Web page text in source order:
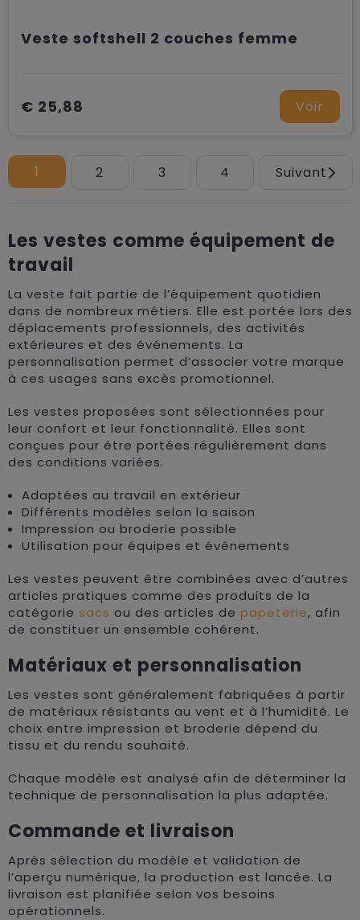
Veste softshell 2 couches femme
€ 25,88 Voir
1 2 3 4 Suivant
Les vestes comme équipement de
travail
La veste fait partie de l’équipement quotidien
dans de nombreux métiers. Elle est portée lors des
déplacements professionnels, des activités
extérieures et des événements. La
personnalisation permet d’associer votre marque
à ces usages sans excès promotionnel.
Les vestes proposées sont sélectionnées pour
leur confort et leur fonctionnalité. Elles sont
conçues pour être portées régulièrement dans
des conditions variées.
Adaptées au travail en extérieur
Différents modèles selon la saison
Impression ou broderie possible
Utilisation pour équipes et événements
Les vestes peuvent être combinées avec d’autres
articles pratiques comme des produits de la
catégorie sacs ou des articles de papeterie, afin
de constituer un ensemble cohérent.
Matériaux et personnalisation
Les vestes sont généralement fabriquées à partir
de matériaux résistants au vent et à l’humidité. Le
choix entre impression et broderie dépend du
tissu et du rendu souhaité.
Chaque modèle est analysé afin de déterminer la
technique de personnalisation la plus adaptée.
Commande et livraison
Après sélection du modèle et validation de
l’aperçu numérique, la production est lancée. La
livraison est planifiée selon vos besoins
opérationnels.